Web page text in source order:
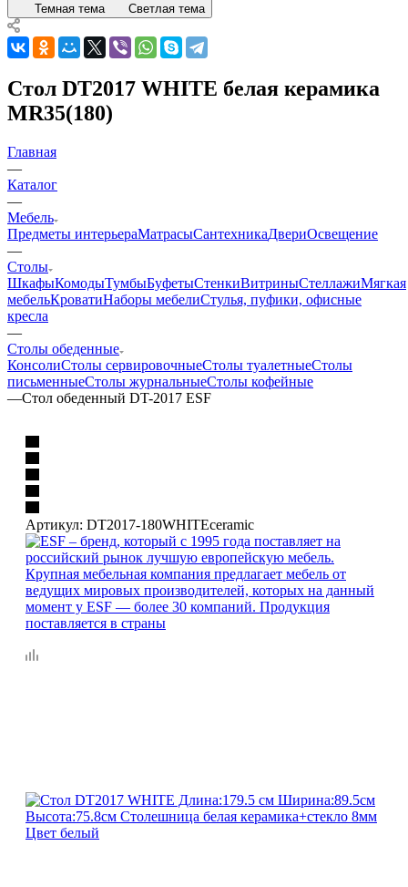
Темная тема Светлая тема
Стол DT2017 WHITE белая керамика
MR35(180)
Главная
—
Каталог
—
Мебель
Предметы интерьераМатрасыСантехникаДвериОсвещение
—
Столы
ШкафыКомодыТумбыБуфетыСтенкиВитриныСтеллажиМягкая
мебельКроватиНаборы мебелиСтулья, пуфики, офисные
кресла
—
Столы обеденные
КонсолиСтолы сервировочныеСтолы туалетныеСтолы
письменныеСтолы журнальныеСтолы кофейные
—Стол обеденный DT-2017 ESF
Артикул: DT2017-180WHITEceramic